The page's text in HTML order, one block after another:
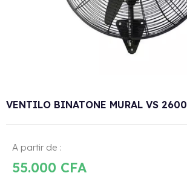
VENTILO BINATONE MURAL VS 2600
A partir de :
55.000 CFA